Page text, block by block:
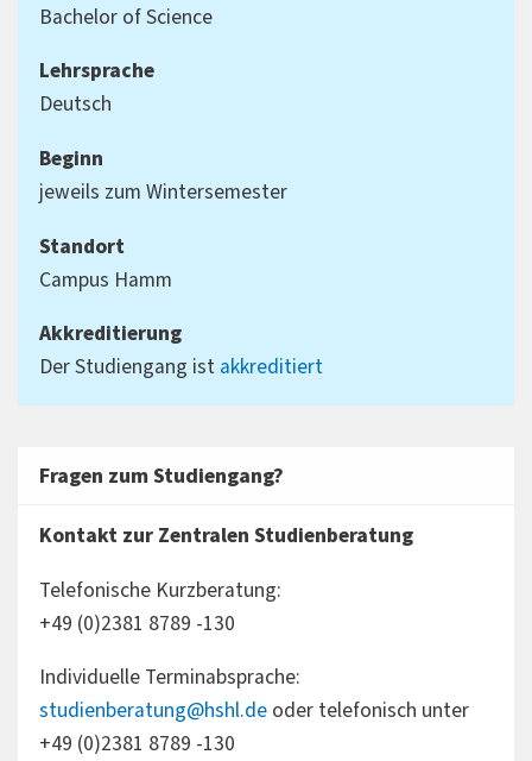
Bachelor of Science
Lehrsprache
Deutsch
Beginn
jeweils zum Wintersemester
Standort
Campus Hamm
Akkreditierung
Der Studiengang ist akkreditiert
Fragen zum Studiengang?
Kontakt zur Zentralen Studienberatung
Telefonische Kurzberatung:
+49 (0)2381 8789 -130
Individuelle Terminabsprache:
studienberatung@hshl.deoder telefonisch unter
+49 (0)2381 8789 -130